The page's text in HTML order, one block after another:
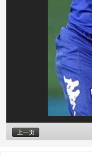
上一页